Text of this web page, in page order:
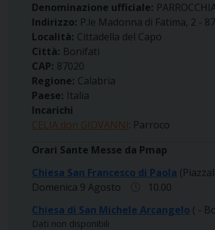
Denominazione ufficiale:
Indirizzo: P.le Madonna di Fatima, 2 -
Località: Cittadella del Capo
Città: Bonifati
CAP: 87020
Regione: Calabria
Paese: Italia
Incarichi
CELIA don GIOVANNI: Parroco
Orari Sante Messe da Pmap
Chiesa San Francesco di Paola
Domenica 9 Agosto
10.00
Chiesa di San Michele Arcangelo ( -
Dati non disponibili